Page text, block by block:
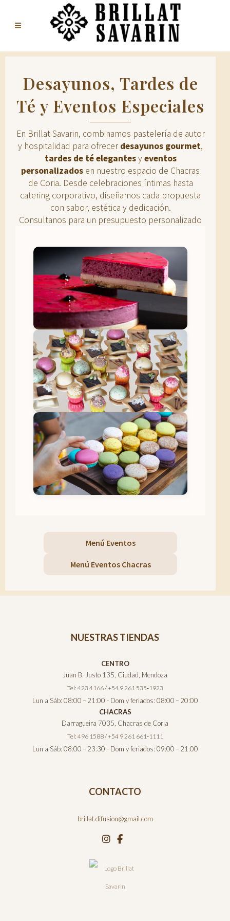
Desayunos, Tardes de
Té y Eventos Especiales
En Brillat Savarin, combinamos pastelería de autor
y hospitalidad para ofrecerdesayunos gourmet,
tardes de té elegantesyeventos
personalizados en nuestro espacio de Chacras
de Coria. Desde celebraciones íntimas hasta
catering corporativo, diseñamos cada propuesta
con sabor, estética y dedicación.
Consultanos para un presupuesto personalizado
Menú Eventos
Menú Eventos Chacras
NUESTRAS TIENDAS
CENTRO
Juan B. Justo 135, Ciudad, Mendoza
Tel: 423 4166 / +54 9 261 535‑1923
Lun a Sáb: 08:00 – 21:00 - Dom y feriados: 08:00 – 20:00
CHACRAS
Darragueira 7035, Chacras de Coria
Tel: 496 1588 / +54 9 261 661‑1111
Lun a Sáb: 08:00 – 23:30 - Dom y feriados: 09:00 – 21:00
CONTACTO
brillat.difusion@gmail.com